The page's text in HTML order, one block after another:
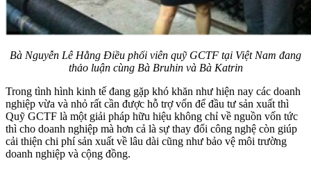
Bà Nguyễn Lê Hằng Điều phối viên quỹ GCTF tại Việt Nam đang
thảo luận cùng Bà Bruhin và Bà Katrin
Trong tình hình kinh tế đang gặp khó khăn như hiện nay các doanh
nghiệp vừa và nhỏ rất cần được hỗ trợ vốn để đầu tư sản xuất thì
Quỹ GCTF là một giải pháp hữu hiệu không chỉ về nguồn vốn tức
thì cho doanh nghiệp mà hơn cả là sự thay đổi công nghệ còn giúp
cải thiện chi phí sản xuất về lâu dài cũng như bảo vệ môi trường
doanh nghiệp và cộng đồng.